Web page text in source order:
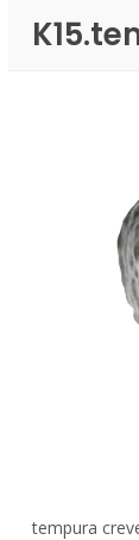
tempura